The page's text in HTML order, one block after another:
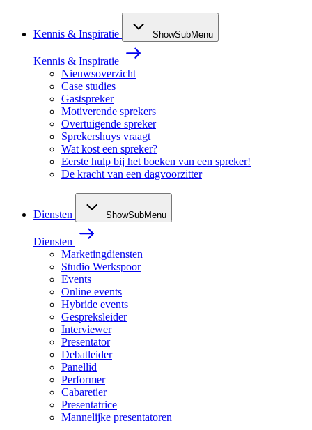
Kennis & Inspiratie ShowSubMenu
Kennis & Inspiratie
Nieuwsoverzicht
Case studies
Gastspreker
Motiverende sprekers
Overtuigende spreker
Sprekershuys vraagt
Wat kost een spreker?
Eerste hulp bij het boeken van een spreker!
De kracht van een dagvoorzitter
Diensten ShowSubMenu
Diensten
Marketingdiensten
Studio Werkspoor
Events
Online events
Hybride events
Gespreksleider
Interviewer
Presentator
Debatleider
Panellid
Performer
Cabaretier
Presentatrice
Mannelijke presentatoren